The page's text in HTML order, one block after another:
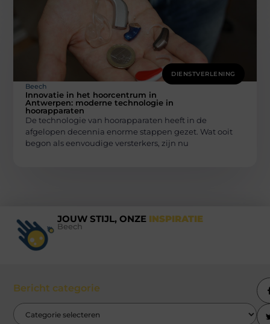
DIENSTVERLENING
Beech
Innovatie in het hoorcentrum in
Antwerpen: moderne technologie in
hoorapparaten
De technologie van hoorapparaten heeft in de
afgelopen decennia enorme stappen gezet. Wat ooit
begon als eenvoudige versterkers, zijn nu
JOUW STIJL, ONZE INSPIRATIE
Beech
Bericht categorie